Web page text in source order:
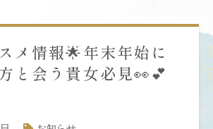
メ情報🌟年末年始に
と会う貴女必見👀💕